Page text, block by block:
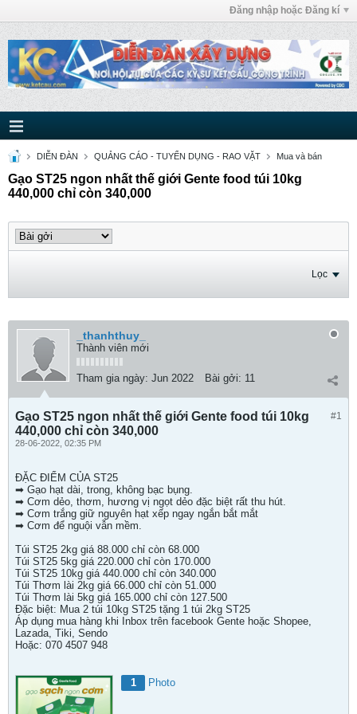
Đăng nhập hoặc Đăng kí
DIỄN ĐÀN QUẢNG CÁO - TUYỂN DỤNG - RAO VẶT Mua và bán
Gạo ST25 ngon nhất thế giới Gente food túi 10kg
440,000 chỉ còn 340,000
Lọc
_thanhthuy_
Thành viên mới
Tham gia ngày: Jun 2022 Bài gởi: 11
#1
Gạo ST25 ngon nhất thế giới Gente food túi 10kg
440,000 chỉ còn 340,000
28-06-2022, 02:35 PM
ĐẶC ĐIỂM CỦA ST25
➡ Gạo hạt dài, trong, không bạc bụng.
➡ Cơm dẻo, thơm, hương vị ngọt dẻo đặc biệt rất thu hút.
➡ Cơm trắng giữ nguyên hạt xếp ngay ngắn bắt mắt
➡ Cơm để nguội vẫn mềm.
Túi ST25 2kg giá 88.000 chỉ còn 68.000
Túi ST25 5kg giá 220.000 chỉ còn 170.000
Túi ST25 10kg giá 440.000 chỉ còn 340.000
Túi Thơm lài 2kg giá 66.000 chỉ còn 51.000
Túi Thơm lài 5kg giá 165.000 chỉ còn 127.500
Đặc biệt: Mua 2 túi 10kg ST25 tặng 1 túi 2kg ST25
Áp dụng mua hàng khi Inbox trên facebook Gente hoặc Shopee,
Lazada, Tiki, Sendo
Hoặc: 070 4507 948
1 Photo